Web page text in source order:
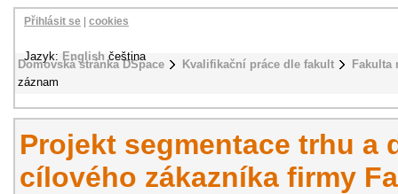
Domovská stránka DSpace Kvalifikační práce dle fakult
Fakulta
záznam
Přihlásit se cookies
Jazyk: English čeština
Projekt segmentace trhu a
cílového zákazníka firmy